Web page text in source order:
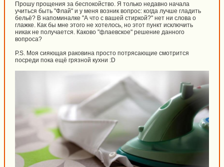
Прошу прощения за беспокойство. Я только недавно начала
учиться быть "Флай" и у меня возник вопрос: когда лучше гладить
бельё? В напоминалке "А что с вашей стиркой?" нет ни слова о
глажке. Как бы мне этого не хотелось, но этот пункт исключить
никак не получается. Каково "флаевское" решение данного
вопроса?
P.S. Моя сияющая раковина просто потрясающие смотрится
посреди пока ещё грязной кухни :D